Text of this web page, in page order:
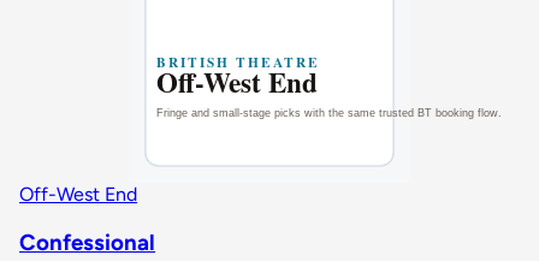
Off-West End
Confessional